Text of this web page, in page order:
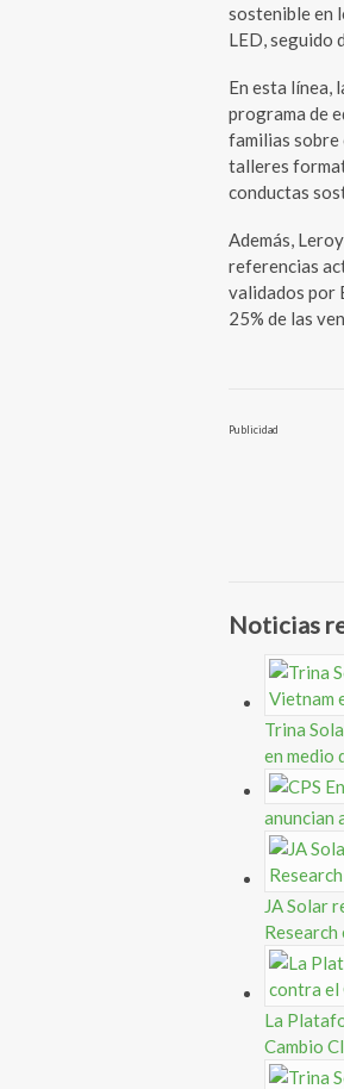
sostenible en
LED, seguido
En esta línea,
programa de
familias
talleres
conductas
Además,
referencias
validados por
25% de las
Publicidad
Noticias
Trina
en medio
anuncian
JA Solar
Research
La
Cambio